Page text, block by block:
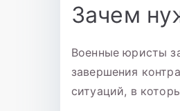
Зачем
Военные юристы
завершения
ситуаций, в